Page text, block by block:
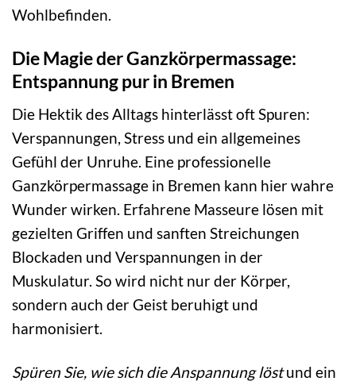
Wohlbefinden.
Die Magie der Ganzkörpermassage:
Entspannung pur in Bremen
Die Hektik des Alltags hinterlässt oft Spuren:
Verspannungen, Stress und ein allgemeines
Gefühl der Unruhe. Eine professionelle
Ganzkörpermassage in Bremen kann hier wahre
Wunder wirken. Erfahrene Masseure lösen mit
gezielten Griffen und sanften Streichungen
Blockaden und Verspannungen in der
Muskulatur. So wird nicht nur der Körper,
sondern auch der Geist beruhigt und
harmonisiert.
Spüren Sie, wie sich die Anspannung löstund ein